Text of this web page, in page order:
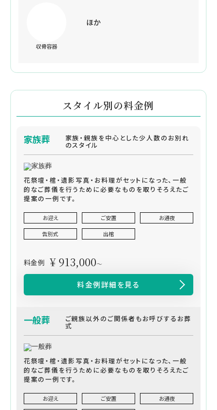
収骨容器
ほか
スタイル別の料金例
家族葬 家族・親族を中心とした少人数のお別れ
のスタイル
花祭壇・棺・遺影写真・お料理がセットになった、一般
的なご葬儀を行うために必要なものを取りそろえたご
提案の一例です。
お迎え ご安置 お通夜
告別式 出棺
料金例 ¥ 913,000～
料金例詳細を見る
一般葬 ご親族以外のご関係者もお呼びするお葬
式
花祭壇・棺・遺影写真・お料理がセットになった、一般
的なご葬儀を行うために必要なものを取りそろえたご
提案の一例です。
お迎え ご安置 お通夜